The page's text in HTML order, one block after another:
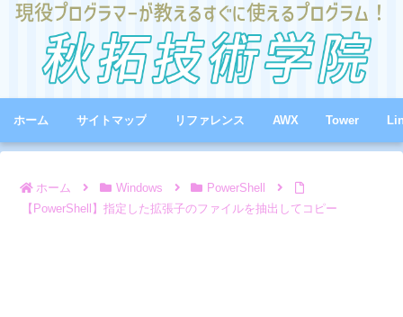
ホーム サイトマップ リファレンス AWX Tower
ホーム Windows
PowerShell
【PowerShell】指定した拡張子のファイルを抽出してコピー